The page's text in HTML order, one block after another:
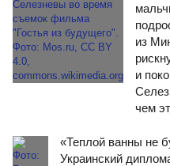
из
и
чем
«Теплой ванны не
Украинский